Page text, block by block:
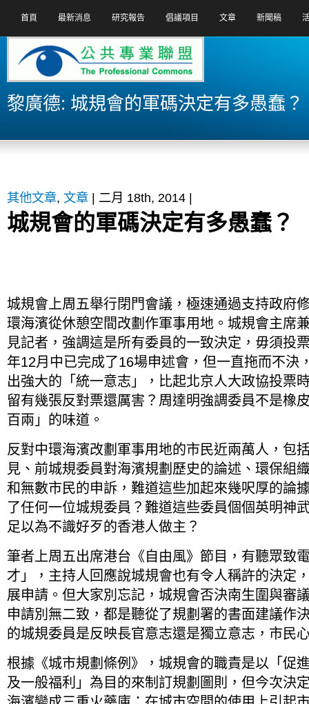
首頁 最新消息 研究報告 倡議項目 文章 新聞稿
黎廣德: 城規會的軍碼決定有多愚蠢？
其他文章, 文章 | 二月 18th, 2014 |
城規會的軍碼決定有多愚蠢？
城規會上周五舉行閉門會議，極速通過支持政府
環海濱從休憩空間改劃作軍事用地。城規會主席
見記者，強調這是所有委員的一致決定，毋須投
年12月中已完成了16場申述會，但一直拖而不決
出強大的「統一意志」，比起北京人大政協投票
留有幾張反對票還厲害？周達明強調委員不是橡
百兩」的味道。
反對中環海濱改劃軍事用地的市民近兩萬人，包
見、前城規委員對海濱規劃歷史的論述、環保組
和無數市民的申訴，難道這些加起來幾呎厚的論
了任何一位城規委員？難道這些委員個個英明神
足以為不識好歹的香港人做主？
筆者上周五出席港台《自由風》節目，有聽眾致
才」，主持人回應說城規會也有令人稱許的決定
展申請。但大家別忘記，城規會否決南生圍與審
申請別無二致，都是聽從了規劃署的書面建議作
的城規委員是反映長官意志還是獨立意志，市民
根據《城市規劃條例》，城規會的職責是以「促
及一般福利」為目的來制訂規劃圖則，但今次決